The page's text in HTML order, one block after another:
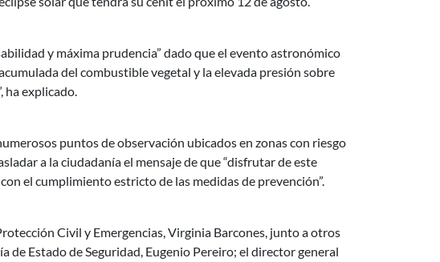
y máxima prudencia” dado que el evento astronómico
del combustible vegetal y la elevada presión sobre
ha explicado.
puntos de observación ubicados en zonas con riesgo
a la ciudadanía el mensaje de que “disfrutar de este
el cumplimiento estricto de las medidas de prevención”.
Civil y Emergencias, Virginia Barcones, junto a otros
de Estado de Seguridad, Eugenio Pereiro; el director general